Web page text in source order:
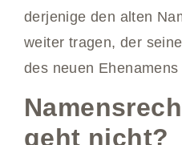
derjenige den alten
weiter tragen, der
des neuen
geht nicht?